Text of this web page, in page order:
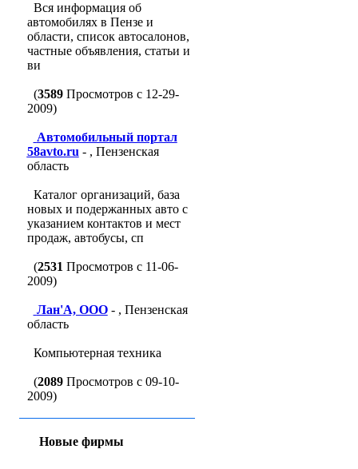
Вся информация об
автомобилях в Пензе и
области, список автосалонов,
частные объявления, статьи и
ви
(3589Просмотров с 12-29-
2009)
Автомобильный портал
58avto.ru - , Пензенская
область
Каталог организаций, база
новых и подержанных авто с
указанием контактов и мест
продаж, автобусы, сп
(2531 Просмотров с 11-06-
2009)
Лан'A, ООО- , Пензенская
область
Компьютерная техника
(2089Просмотров с 09-10-
2009)
Новые фирмы